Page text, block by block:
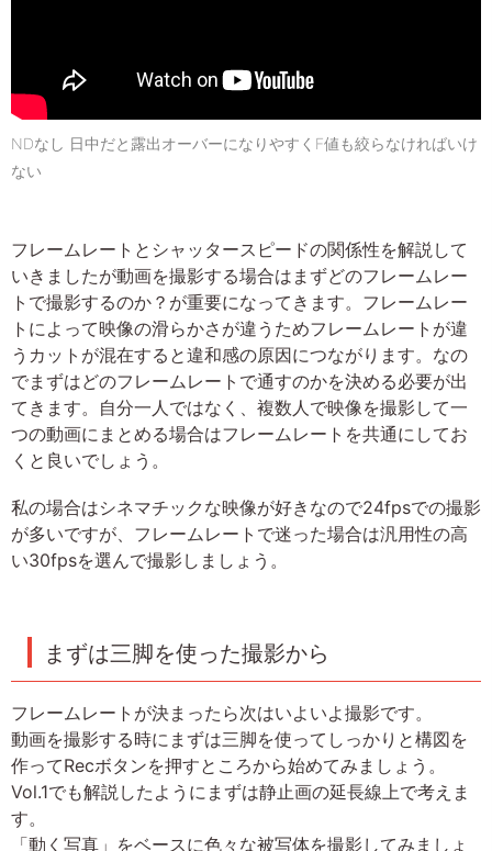
NDなし 日中だと露出オーバーになりやすくF値も絞らなければいけ
ない
フレームレートとシャッタースピードの関係性を解説して
いきましたが動画を撮影する場合はまずどのフレームレー
トで撮影するのか？が重要になってきます。フレームレー
トによって映像の滑らかさが違うためフレームレートが違
うカットが混在すると違和感の原因につながります。なの
でまずはどのフレームレートで通すのかを決める必要が出
てきます。自分一人ではなく、複数人で映像を撮影して一
つの動画にまとめる場合はフレームレートを共通にしてお
くと良いでしょう。
私の場合はシネマチックな映像が好きなので24fpsでの撮影
が多いですが、フレームレートで迷った場合は汎用性の高
い30fpsを選んで撮影しましょう。
まずは三脚を使った撮影から
フレームレートが決まったら次はいよいよ撮影です。
動画を撮影する時にまずは三脚を使ってしっかりと構図を
作ってRecボタンを押すところから始めてみましょう。
Vol.1でも解説したようにまずは静止画の延長線上で考えま
す。
「動く写真」をベースに色々な被写体を撮影してみましょ